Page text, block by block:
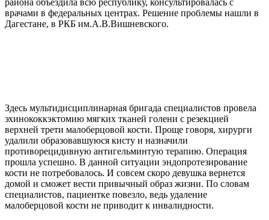
района объездила всю республику, консультировалась с
врачами в федеральных центрах. Решение проблемы нашли в
Дагестане, в РКБ им.А.В.Вишневского.
Здесь мультидисциплинарная бригада специалистов провела
эхинококкэктомию мягких тканей голени с резекцией
верхней трети малоберцовой кости. Проще говоря, хирурги
удалили образовавшуюся кисту и назначили
противорецидивную антигельминтую терапию. Операция
прошла успешно. В данной ситуации эндопротезирование
кости не потребовалось. И совсем скоро девушка вернется
домой и сможет вести привычный образ жизни. По словам
специалистов, пациентке повезло, ведь удаление
малоберцовой кости не приводит к инвалидности.